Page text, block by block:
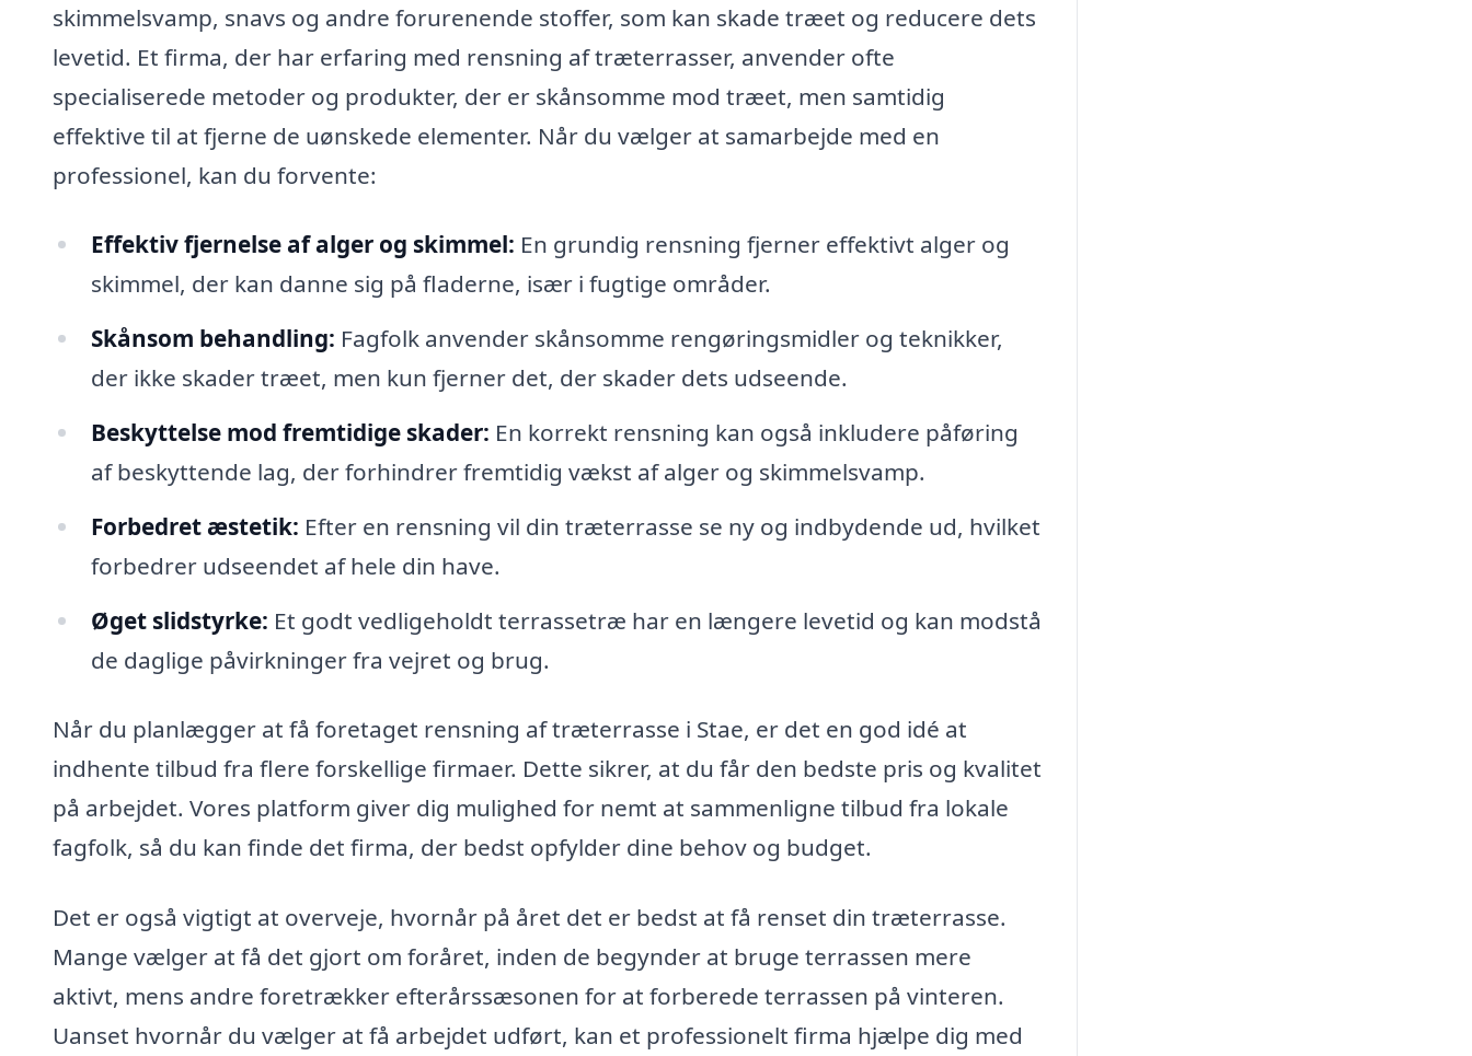
skimmelsvamp, snavs og andre forurenende stoffer, som kan skade træet og reducere dets
levetid. Et firma, der har erfaring med rensning af træterrasser, anvender ofte
specialiserede metoder og produkter, der er skånsomme mod træet, men samtidig
effektive til at fjerne de uønskede elementer. Når du vælger at samarbejde med en
professionel, kan du forvente:
Effektiv fjernelse af alger og skimmel: En grundig rensning fjerner effektivt alger og
skimmel, der kan danne sig på fladerne, især i fugtige områder.
Skånsom behandling: Fagfolk anvender skånsomme rengøringsmidler og teknikker,
der ikke skader træet, men kun fjerner det, der skader dets udseende.
Beskyttelse mod fremtidige skader: En korrekt rensning kan også inkludere påføring
af beskyttende lag, der forhindrer fremtidig vækst af alger og skimmelsvamp.
Forbedret æstetik: Efter en rensning vil din træterrasse se ny og indbydende ud, hvilket
forbedrer udseendet af hele din have.
Øget slidstyrke: Et godt vedligeholdt terrassetræ har en længere levetid og kan modstå
de daglige påvirkninger fra vejret og brug.
Når du planlægger at få foretaget rensning af træterrasse i Stae, er det en god idé at
indhente tilbud fra flere forskellige firmaer. Dette sikrer, at du får den bedste pris og kvalitet
på arbejdet. Vores platform giver dig mulighed for nemt at sammenligne tilbud fra lokale
fagfolk, så du kan finde det firma, der bedst opfylder dine behov og budget.
Det er også vigtigt at overveje, hvornår på året det er bedst at få renset din træterrasse.
Mange vælger at få det gjort om foråret, inden de begynder at bruge terrassen mere
aktivt, mens andre foretrækker efterårssæsonen for at forberede terrassen på vinteren.
Uanset hvornår du vælger at få arbejdet udført, kan et professionelt firma hjælpe dig med